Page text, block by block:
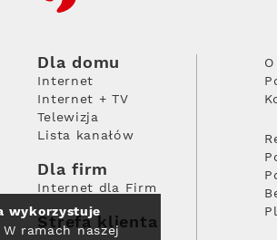
Dla domu
Internet
Internet + TV
Telewizja
Lista kanałów
Dla firm
Internet dla Firm
Strefa klienta
wykorzystuje
W ramach naszej